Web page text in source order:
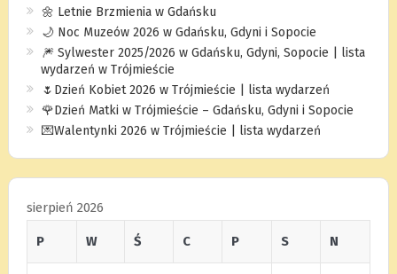
🌼 Letnie Brzmienia w Gdańsku
🌙 Noc Muzeów 2026 w Gdańsku, Gdyni i Sopocie
🎆 Sylwester 2025/2026 w Gdańsku, Gdyni, Sopocie | lista
wydarzeń w Trójmieście
🌷Dzień Kobiet 2026 w Trójmieście | lista wydarzeń
🌹Dzień Matki w Trójmieście – Gdańsku, Gdyni i Sopocie
💌Walentynki 2026 w Trójmieście | lista wydarzeń
sierpień 2026
P W Ś C P S N